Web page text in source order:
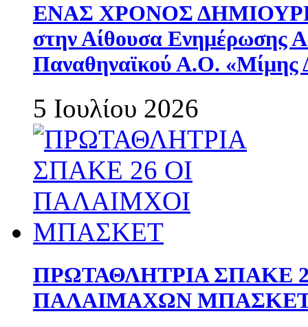
ΕΝΑΣ ΧΡΟΝΟΣ
στην Αίθουσα Ενημέρωσης
Παναθηναϊκού Α.Ο. «Μίμης
5 Ιουλίου 2026
ΠΡΩΤΑΘΛΗΤΡΙΑ ΣΠΑΚΕ
ΠΑΛΑΙΜΑΧΩΝ